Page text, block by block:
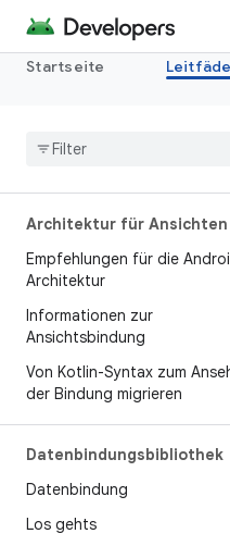
Startseite
Architektur für Ansichten
Empfehlungen für die
Architektur
Informationen zur
Ansichtsbindung
Von Kotlin-Syntax zum
der Bindung migrieren
Datenbindungsbibliothek
Datenbindung
Los gehts